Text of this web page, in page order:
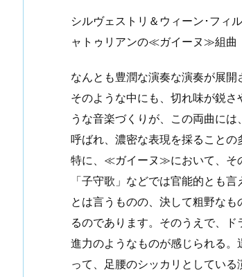
シルヴェストリ＆ウィーン･フ
ャトゥリアンの≪ガイーヌ≫組曲
なんとも豊潤な演奏な演奏が展開
そのような中にも、切れ味が鋭
うな音楽づくりが、この両曲に
呼ばれ、濃密な表現を採ることの
特に、≪ガイーヌ≫において、そ
「子守歌」などでは官能的とも
とは言うものの、決して粗野な
るのであります。そのうえで、
進力のようなものが感じられる
って、足腰のシッカリとしている